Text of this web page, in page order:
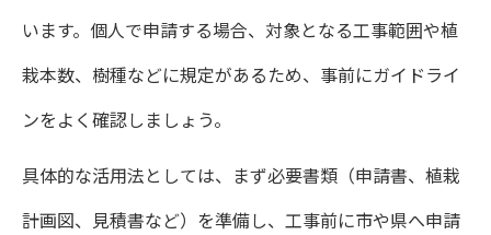
います。個人で申請する場合、対象となる工事範囲や植
栽本数、樹種などに規定があるため、事前にガイドライ
ンをよく確認しましょう。
具体的な活用法としては、まず必要書類（申請書、植栽
計画図、見積書など）を準備し、工事前に市や県へ申請